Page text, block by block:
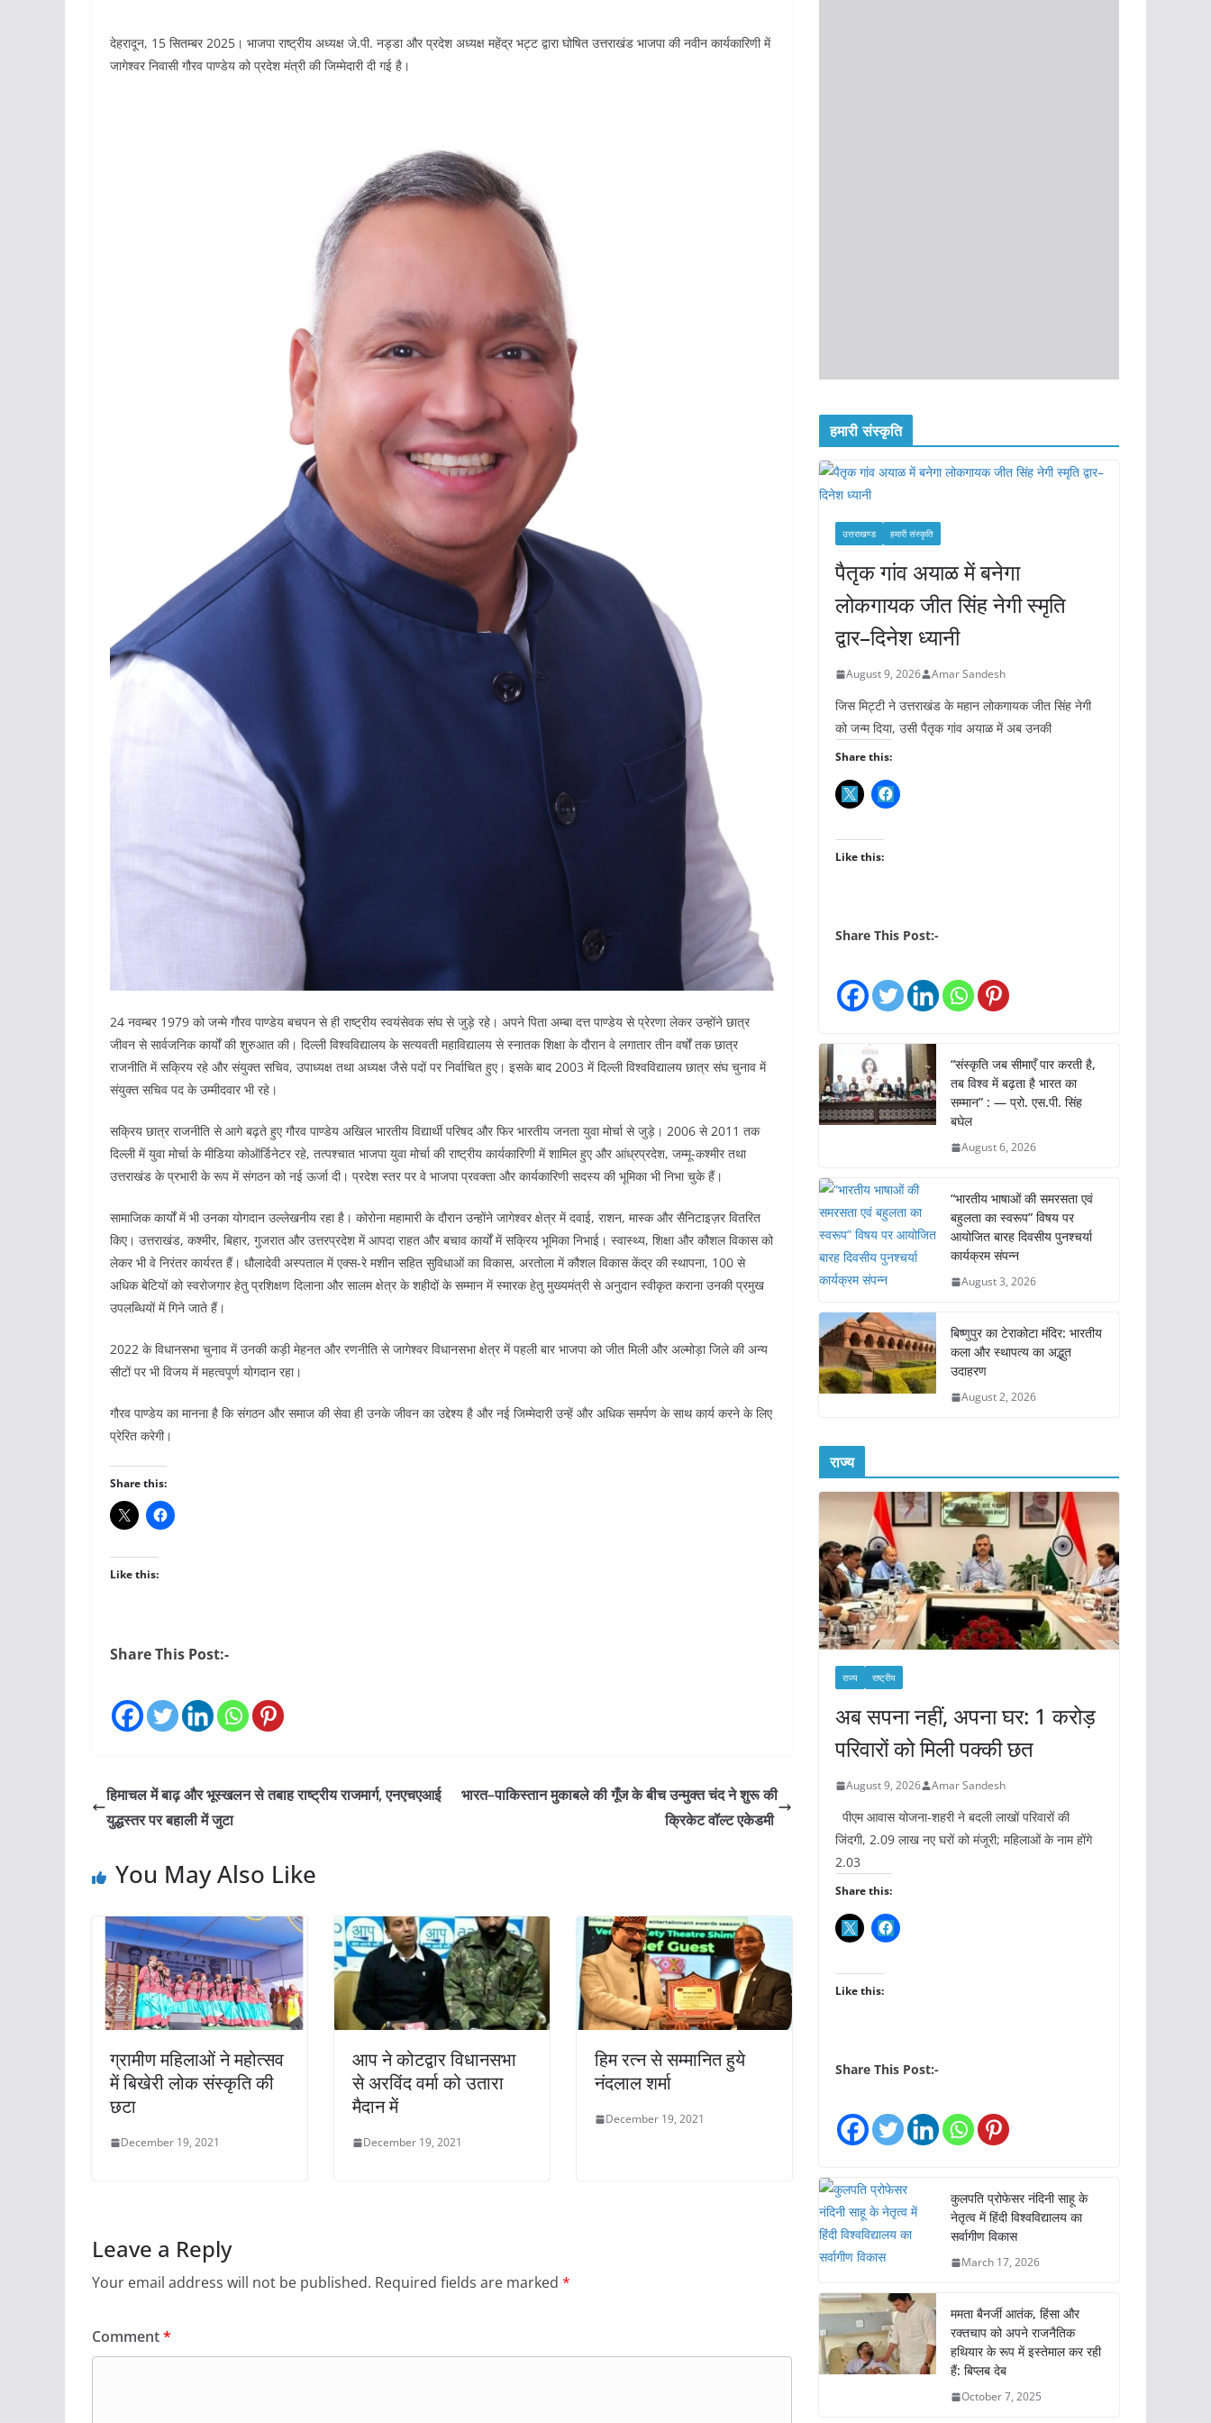
देहरादून, 15 सितम्बर 2025। भाजपा राष्ट्रीय अध्यक्ष जे.पी. नड्डा और प्रदेश अध्यक्ष महेंद्र भट्ट द्वारा घोषित उत्तराखंड भाजपा की नवीन कार्यकारिणी में
जागेश्वर निवासी गौरव पाण्डेय को प्रदेश मंत्री की जिम्मेदारी दी गई है।
24 नवम्बर 1979 को जन्मे गौरव पाण्डेय बचपन से ही राष्ट्रीय स्वयंसेवक संघ से जुड़े रहे। अपने पिता अम्बा दत्त पाण्डेय से प्रेरणा लेकर उन्होंने छात्र
जीवन से सार्वजनिक कार्यों की शुरुआत की। दिल्ली विश्वविद्यालय के सत्यवती महाविद्यालय से स्नातक शिक्षा के दौरान वे लगातार तीन वर्षों तक छात्र
राजनीति में सक्रिय रहे और संयुक्त सचिव, उपाध्यक्ष तथा अध्यक्ष जैसे पदों पर निर्वाचित हुए। इसके बाद 2003 में दिल्ली विश्वविद्यालय छात्र संघ चुनाव में
संयुक्त सचिव पद के उम्मीदवार भी रहे।
सक्रिय छात्र राजनीति से आगे बढ़ते हुए गौरव पाण्डेय अखिल भारतीय विद्यार्थी परिषद और फिर भारतीय जनता युवा मोर्चा से जुड़े। 2006 से 2011 तक
दिल्ली में युवा मोर्चा के मीडिया कोऑर्डिनेटर रहे, तत्पश्चात भाजपा युवा मोर्चा की राष्ट्रीय कार्यकारिणी में शामिल हुए और आंध्रप्रदेश, जम्मू-कश्मीर तथा
उत्तराखंड के प्रभारी के रूप में संगठन को नई ऊर्जा दी। प्रदेश स्तर पर वे भाजपा प्रवक्ता और कार्यकारिणी सदस्य की भूमिका भी निभा चुके हैं।
सामाजिक कार्यों में भी उनका योगदान उल्लेखनीय रहा है। कोरोना महामारी के दौरान उन्होंने जागेश्वर क्षेत्र में दवाई, राशन, मास्क और सैनिटाइज़र वितरित
किए। उत्तराखंड, कश्मीर, बिहार, गुजरात और उत्तरप्रदेश में आपदा राहत और बचाव कार्यों में सक्रिय भूमिका निभाई। स्वास्थ्य, शिक्षा और कौशल विकास को
लेकर भी वे निरंतर कार्यरत हैं। धौलादेवी अस्पताल में एक्स-रे मशीन सहित सुविधाओं का विकास, अरतोला में कौशल विकास केंद्र की स्थापना, 100 से
अधिक बेटियों को स्वरोजगार हेतु प्रशिक्षण दिलाना और सालम क्षेत्र के शहीदों के सम्मान में स्मारक हेतु मुख्यमंत्री से अनुदान स्वीकृत कराना उनकी प्रमुख
उपलब्धियों में गिने जाते हैं।
2022 के विधानसभा चुनाव में उनकी कड़ी मेहनत और रणनीति से जागेश्वर विधानसभा क्षेत्र में पहली बार भाजपा को जीत मिली और अल्मोड़ा जिले की अन्य
सीटों पर भी विजय में महत्वपूर्ण योगदान रहा।
गौरव पाण्डेय का मानना है कि संगठन और समाज की सेवा ही उनके जीवन का उद्देश्य है और नई जिम्मेदारी उन्हें और अधिक समर्पण के साथ कार्य करने के लिए
प्रेरित करेगी।
Share this:
Like this:
Share This Post:-
हिमाचल में बाढ़ और भूस्खलन से तबाह राष्ट्रीय राजमार्ग, एनएचएआई
युद्धस्तर पर बहाली में जुटा
भारत–पाकिस्तान मुकाबले की गूँज के बीच उन्मुक्त चंद ने शुरू की
क्रिकेट वॉल्ट एकेडमी
You May Also Like
ग्रामीण महिलाओं ने महोत्सव
में बिखेरी लोक संस्कृति की
छटा
December 19, 2021
आप ने कोटद्वार विधानसभा
से अरविंद वर्मा को उतारा
मैदान में
December 19, 2021
हिम रत्न से सम्मानित हुये
नंदलाल शर्मा
December 19, 2021
Leave a Reply
Your email address will not be published. Required fields are marked *
Comment*
हमारी संस्कृति
उत्तराखण्ड हमारी संस्कृति
पैतृक गांव अयाळ में बनेगा
लोकगायक जीत सिंह नेगी स्मृति
द्वार–दिनेश ध्यानी
August 9, 2026 Amar Sandesh
जिस मिट्टी ने उत्तराखंड के महान लोकगायक जीत सिंह नेगी
को जन्म दिया, उसी पैतृक गांव अयाळ में अब उनकी
Share this:
Like this:
Share This Post:-
“संस्कृति जब सीमाएँ पार करती है,
तब विश्व में बढ़ता है भारत का
सम्मान” : — प्रो. एस.पी. सिंह
बघेल
August 6, 2026
“भारतीय भाषाओं की समरसता एवं
बहुलता का स्वरूप” विषय पर
आयोजित बारह दिवसीय पुनश्चर्या
कार्यक्रम संपन्न
August 3, 2026
बिष्णुपुर का टेराकोटा मंदिर: भारतीय
कला और स्थापत्य का अद्भुत
उदाहरण
August 2, 2026
राज्य
राज्य राष्ट्रीय
अब सपना नहीं, अपना घर: 1 करोड़
परिवारों को मिली पक्की छत
August 9, 2026 Amar Sandesh
पीएम आवास योजना-शहरी ने बदली लाखों परिवारों की
जिंदगी, 2.09 लाख नए घरों को मंजूरी; महिलाओं के नाम होंगे
2.03
Share this:
Like this:
Share This Post:-
कुलपति प्रोफेसर नंदिनी साहू के
नेतृत्व में हिंदी विश्वविद्यालय का
सर्वागीण विकास
March 17, 2026
ममता बैनर्जी आतंक, हिंसा और
रक्तचाप को अपने राजनैतिक
हथियार के रूप में इस्तेमाल कर रही
हैं: बिप्लब देब
October 7, 2025